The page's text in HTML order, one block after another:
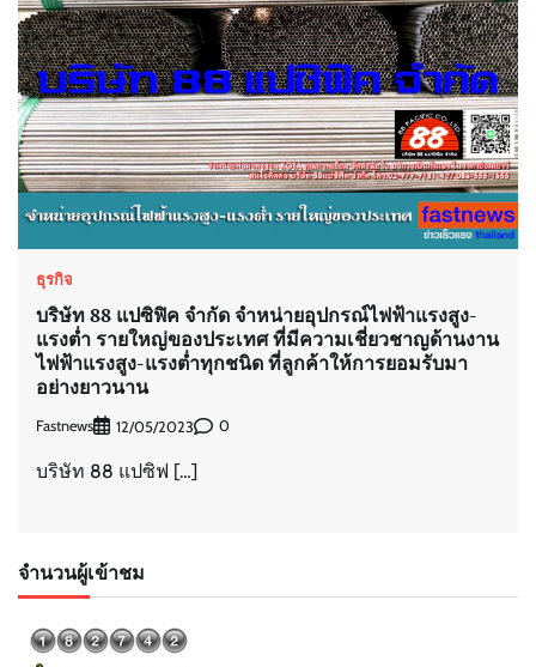
ธุรกิจ
บริษัท 88 แปซิฟิค จำกัด จำหน่ายอุปกรณ์ไฟฟ้าแรงสูง-
แรงต่ำ รายใหญ่ของประเทศ ที่มีความเชี่ยวชาญด้านงาน
ไฟฟ้าแรงสูง-แรงต่ำทุกชนิด ที่ลูกค้าให้การยอมรับมา
อย่างยาวนาน
Fastnews 12/05/2023 0
บริษัท 88 แปซิฟ […]
จำนวนผู้เข้าชม